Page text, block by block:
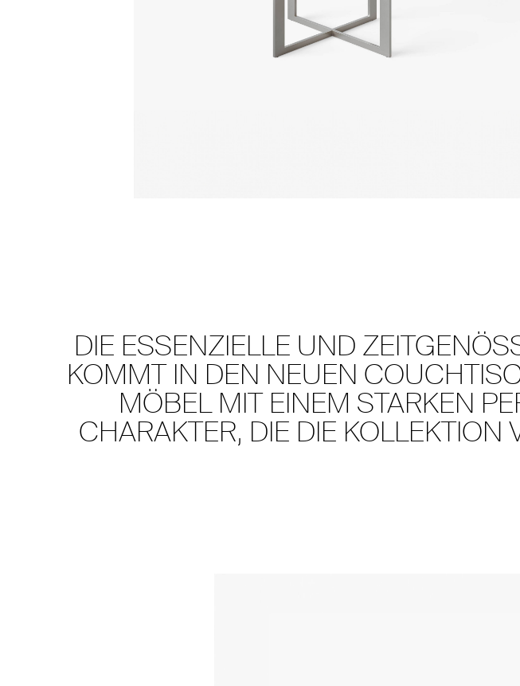
DIE ESSENZIELLE UND
KOMMT IN DEN NEUEN
MÖBEL MIT EINEM STARKEN
CHARAKTER, DIE DIE